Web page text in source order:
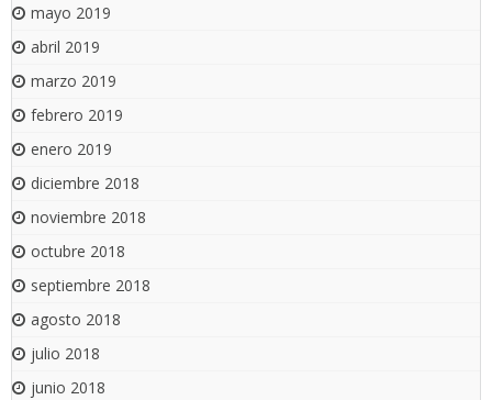
mayo 2019
abril 2019
marzo 2019
febrero 2019
enero 2019
diciembre 2018
noviembre 2018
octubre 2018
septiembre 2018
agosto 2018
julio 2018
junio 2018